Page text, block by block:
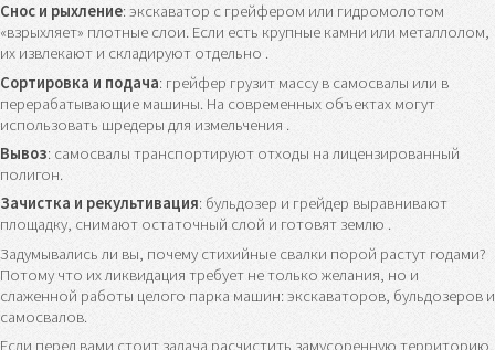
Снос и рыхление: экскаватор с грейфером или гидромолотом
«взрыхляет» плотные слои. Если есть крупные камни или металлолом,
их извлекают и складируют отдельно .
Сортировка и подача: грейфер грузит массу в самосвалы или в
перерабатывающие машины. На современных объектах могут
использовать шредеры для измельчения .
Вывоз: самосвалы транспортируют отходы на лицензированный
полигон.
Зачистка и рекультивация: бульдозер и грейдер выравнивают
площадку, снимают остаточный слой и готовят землю .
Задумывались ли вы, почему стихийные свалки порой растут годами?
Потому что их ликвидация требует не только желания, но и
слаженной работы целого парка машин: экскаваторов, бульдозеров и
самосвалов.
Если перед вами стоит задача расчистить замусоренную территорию,